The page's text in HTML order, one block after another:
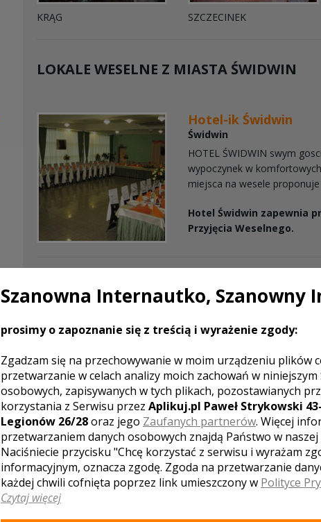
KRĄG SZCZECINEK
LOKALE WESELNE Z MIASTA ŚWIDWIN
Hotel-ik Świdwin
Świdwin
HOTEL ŚWIDWIN swym
wypoczynek w
miejsca na wesele
Hotel Świdwin zapewnia
Przyjęcia Weselnego.
Świdwin
wyjątkowa do której
LOKALE ZNAJDUJĄCE SIĘ W POBLIŻU
Szanowna Internautko, Szanowny
prosimy o zapoznanie się z treścią i wyrażenie zgody:
Zgadzam się na przechowywanie w moim urządzeniu plików
przetwarzanie w celach analizy moich zachowań w
osobowych, zapisywanych w tych plikach, pozostawianych
korzystania z Serwisu przez Aplikuj.pl Paweł Strykowski
Legionów 26/28oraz jego Zaufanych partnerów. Więcej
przetwarzaniem danych osobowych znajdą Państwo w naszej
Naciśniecie przycisku "Chcę korzystać z serwisu i wyrażam
informacyjnym, oznacza zgodę. Zgoda na przetwarzanie
każdej chwili cofnięta poprzez link umieszczony w Polityce
Czytaj więcej